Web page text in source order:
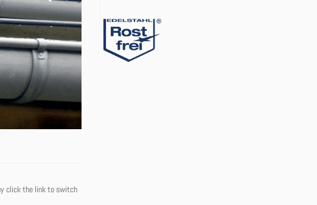
click the link to switch